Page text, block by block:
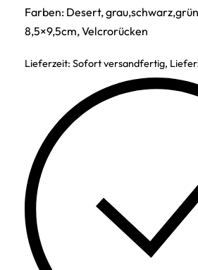
Farben: Desert,
8,5×9,5cm, Velcrorücken
Lieferzeit: Sofort versandfertig,